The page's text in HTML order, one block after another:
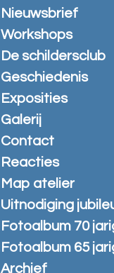
Nieuwsbrief
Workshops
De schildersclub
Geschiedenis
Exposities
Galerij
Contact
Reacties
Map atelier
Uitnodiging
Fotoalbum 70
Fotoalbum 65
Archief